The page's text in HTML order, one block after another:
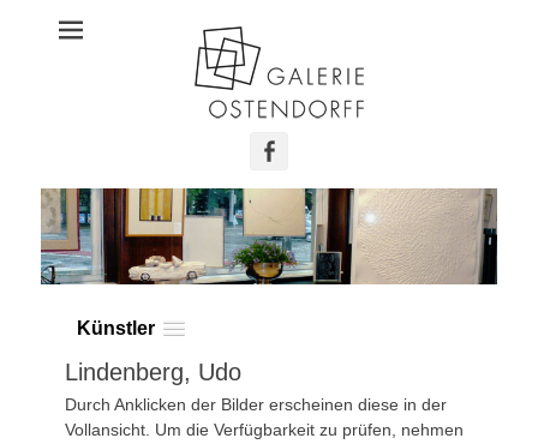
Künstler
Lindenberg, Udo
Durch Anklicken der Bilder erscheinen diese in der
Vollansicht. Um die Verfügbarkeit zu prüfen, nehmen